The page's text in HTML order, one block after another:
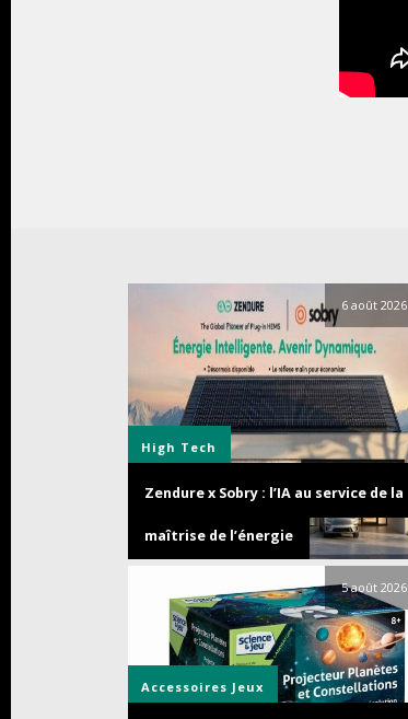
6 août 2026
High Tech
Zendure x Sobry : l’IA au service de la
maîtrise de l’énergie
5 août 2026
Accessoires Jeux